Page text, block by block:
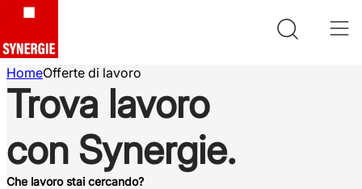
HomeOfferte di lavoro
Trova lavoro
con Synergie.
Che lavoro stai cercando?